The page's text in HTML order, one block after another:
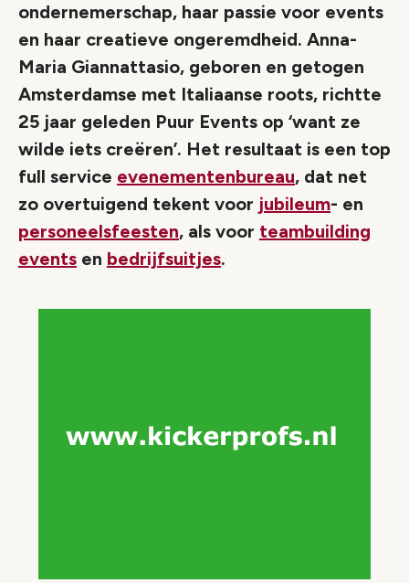
ondernemerschap, haar passie voor events
en haar creatieve ongeremdheid. Anna-
Maria Giannattasio, geboren en getogen
Amsterdamse met Italiaanse roots, richtte
25 jaar geleden Puur Events op ‘want ze
wilde iets creëren’. Het resultaat is een top
full service evenementenbureau, dat net
zo overtuigend tekent voor jubileum- en
personeelsfeesten, als voor teambuilding
events en bedrijfsuitjes.